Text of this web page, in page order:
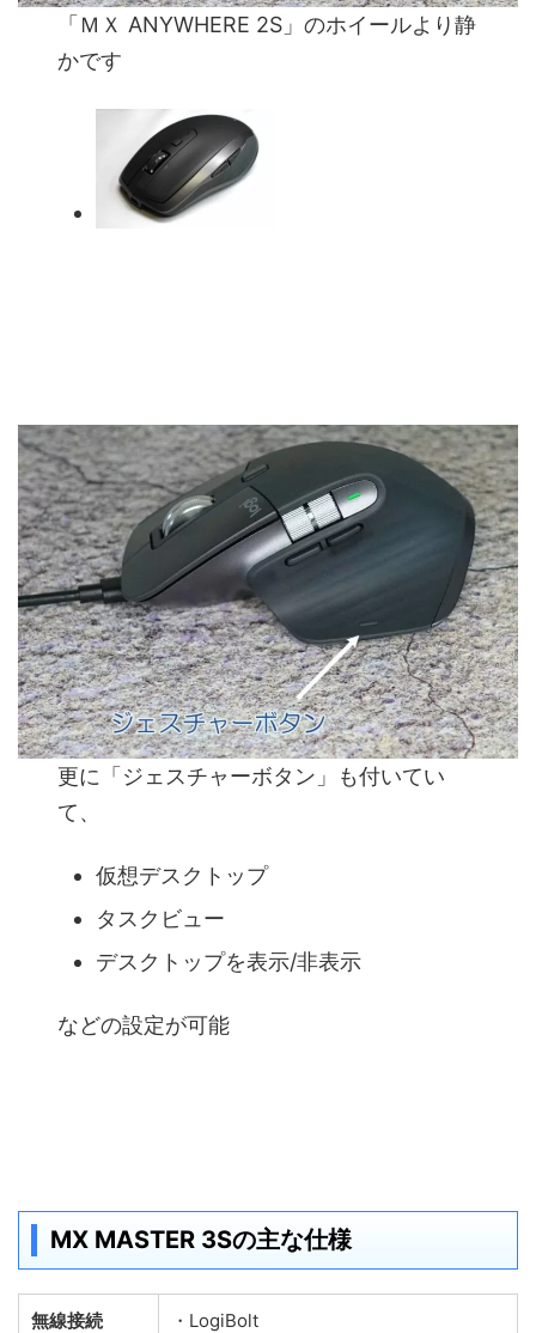
「ＭＸ ANYWHERE 2S」のホイールより静
かです
更に「ジェスチャーボタン」も付いてい
て、
仮想デスクトップ
タスクビュー
デスクトップを表示/非表示
などの設定が可能
MX MASTER 3Sの主な仕様
無線接続
・LogiBolt